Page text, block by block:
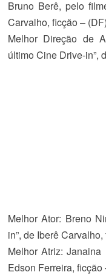
Bruno Berê, pelo
Carvalho, ficção – (DF)
Melhor Direção de
último Cine Drive-in”,
Melhor Ator: Breno
in”, de Iberê
Melhor Atriz: Janaina
Edson Ferreira, ficção